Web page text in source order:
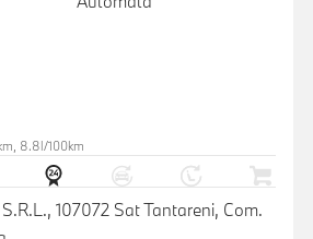
8.8l/100km
107072 Sat Tantareni, Com.